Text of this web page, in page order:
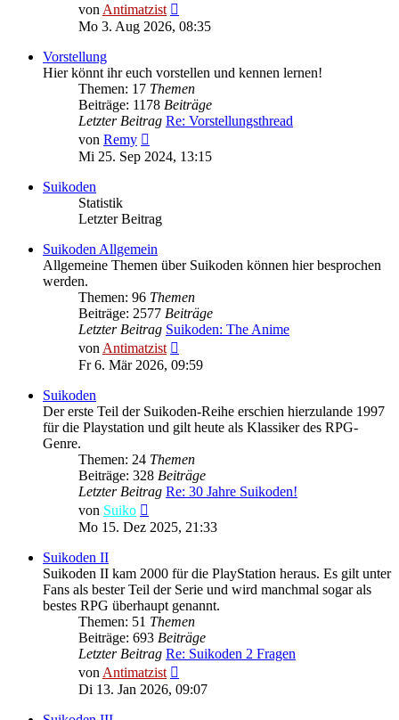
vonAntimatzist
Beitrag
Mo 3. Aug 2026, 08:35
Vorstellung
Hier könnt ihr euch vorstellen und kennen lernen!
Themen: 17 Themen
Beiträge: 1178 Beiträge
Letzter Beitrag Re: Vorstellungsthread
von Remy
Beitrag
Mi 25. Sep 2024, 13:15
Suikoden
Statistik
Letzter Beitrag
Suikoden Allgemein
Allgemeine Themen über Suikoden können hier besprochen
werden.
Themen: 96 Themen
Beiträge: 2577 Beiträge
Letzter Beitrag Suikoden: The Anime
vonAntimatzist
Beitrag
Fr 6. Mär 2026, 09:59
Suikoden
Der erste Teil der Suikoden-Reihe erschien hierzulande 1997
für die Playstation und gilt heute als Klassiker des RPG-
Genre.
Themen: 24 Themen
Beiträge: 328 Beiträge
Letzter Beitrag Re: 30 Jahre Suikoden!
von Suiko
Beitrag
Mo 15. Dez 2025, 21:33
Suikoden II
Suikoden II kam 2000 für die PlayStation heraus. Es gilt unter
Fans als bester Teil der Serie und wird manchmal sogar als
bestes RPG überhaupt genannt.
Themen: 51 Themen
Beiträge: 693 Beiträge
Letzter Beitrag Re: Suikoden 2 Fragen
vonAntimatzist
Beitrag
Di 13. Jan 2026, 09:07